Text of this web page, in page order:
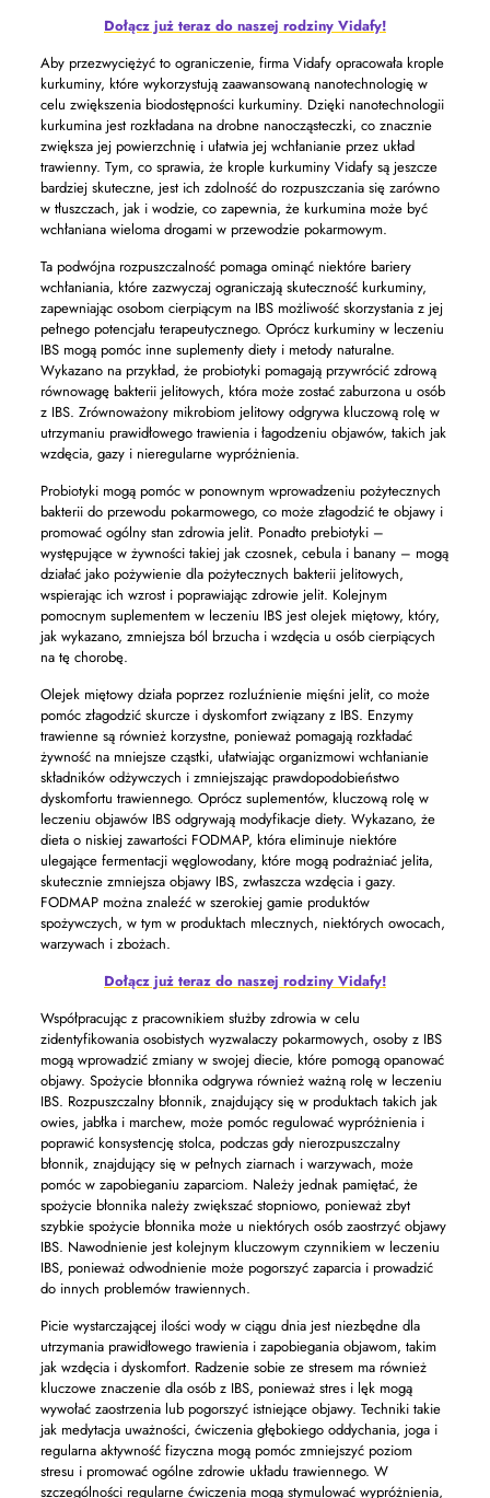
Dołącz już teraz do naszej rodziny Vidafy!
Aby przezwyciężyć to ograniczenie, firma Vidafy opracowała krople
kurkuminy, które wykorzystują zaawansowaną nanotechnologię w
celu zwiększenia biodostępności kurkuminy. Dzięki nanotechnologii
kurkumina jest rozkładana na drobne nanocząsteczki, co znacznie
zwiększa jej powierzchnię i ułatwia jej wchłanianie przez układ
trawienny. Tym, co sprawia, że ​​krople kurkuminy Vidafy są jeszcze
bardziej skuteczne, jest ich zdolność do rozpuszczania się zarówno
w tłuszczach, jak i wodzie, co zapewnia, że ​​kurkumina może być
wchłaniana wieloma drogami w przewodzie pokarmowym.
Ta podwójna rozpuszczalność pomaga ominąć niektóre bariery
wchłaniania, które zazwyczaj ograniczają skuteczność kurkuminy,
zapewniając osobom cierpiącym na IBS możliwość skorzystania z jej
pełnego potencjału terapeutycznego. Oprócz kurkuminy w leczeniu
IBS mogą pomóc inne suplementy diety i metody naturalne.
Wykazano na przykład, że probiotyki pomagają przywrócić zdrową
równowagę bakterii jelitowych, która może zostać zaburzona u osób
z IBS. Zrównoważony mikrobiom jelitowy odgrywa kluczową rolę w
utrzymaniu prawidłowego trawienia i łagodzeniu objawów, takich jak
wzdęcia, gazy i nieregularne wypróżnienia.
Probiotyki mogą pomóc w ponownym wprowadzeniu pożytecznych
bakterii do przewodu pokarmowego, co może złagodzić te objawy i
promować ogólny stan zdrowia jelit. Ponadto prebiotyki –
występujące w żywności takiej jak czosnek, cebula i banany – mogą
działać jako pożywienie dla pożytecznych bakterii jelitowych,
wspierając ich wzrost i poprawiając zdrowie jelit. Kolejnym
pomocnym suplementem w leczeniu IBS jest olejek miętowy, który,
jak wykazano, zmniejsza ból brzucha i wzdęcia u osób cierpiących
na tę chorobę.
Olejek miętowy działa poprzez rozluźnienie mięśni jelit, co może
pomóc złagodzić skurcze i dyskomfort związany z IBS. Enzymy
trawienne są również korzystne, ponieważ pomagają rozkładać
żywność na mniejsze cząstki, ułatwiając organizmowi wchłanianie
składników odżywczych i zmniejszając prawdopodobieństwo
dyskomfortu trawiennego. Oprócz suplementów, kluczową rolę w
leczeniu objawów IBS odgrywają modyfikacje diety. Wykazano, że
dieta o niskiej zawartości FODMAP, która eliminuje niektóre
ulegające fermentacji węglowodany, które mogą podrażniać jelita,
skutecznie zmniejsza objawy IBS, zwłaszcza wzdęcia i gazy.
FODMAP można znaleźć w szerokiej gamie produktów
spożywczych, w tym w produktach mlecznych, niektórych owocach,
warzywach i zbożach.
Dołącz już teraz do naszej rodziny Vidafy!
Współpracując z pracownikiem służby zdrowia w celu
zidentyfikowania osobistych wyzwalaczy pokarmowych, osoby z IBS
mogą wprowadzić zmiany w swojej diecie, które pomogą opanować
objawy. Spożycie błonnika odgrywa również ważną rolę w leczeniu
IBS. Rozpuszczalny błonnik, znajdujący się w produktach takich jak
owies, jabłka i marchew, może pomóc regulować wypróżnienia i
poprawić konsystencję stolca, podczas gdy nierozpuszczalny
błonnik, znajdujący się w pełnych ziarnach i warzywach, może
pomóc w zapobieganiu zaparciom. Należy jednak pamiętać, że
spożycie błonnika należy zwiększać stopniowo, ponieważ zbyt
szybkie spożycie błonnika może u niektórych osób zaostrzyć objawy
IBS. Nawodnienie jest kolejnym kluczowym czynnikiem w leczeniu
IBS, ponieważ odwodnienie może pogorszyć zaparcia i prowadzić
do innych problemów trawiennych.
Picie wystarczającej ilości wody w ciągu dnia jest niezbędne dla
utrzymania prawidłowego trawienia i zapobiegania objawom, takim
jak wzdęcia i dyskomfort. Radzenie sobie ze stresem ma również
kluczowe znaczenie dla osób z IBS, ponieważ stres i lęk mogą
wywołać zaostrzenia lub pogorszyć istniejące objawy. Techniki takie
jak medytacja uważności, ćwiczenia głębokiego oddychania, joga i
regularna aktywność fizyczna mogą pomóc zmniejszyć poziom
stresu i promować ogólne zdrowie układu trawiennego. W
szczególności regularne ćwiczenia mogą stymulować wypróżnienia,